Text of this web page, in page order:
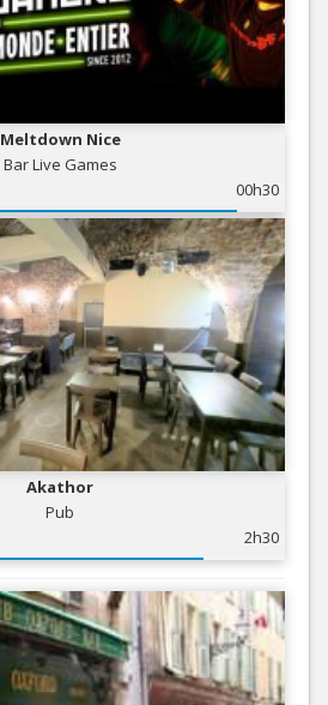
Meltdown Nice
Bar Live Games
00h30
Akathor
Pub
2h30